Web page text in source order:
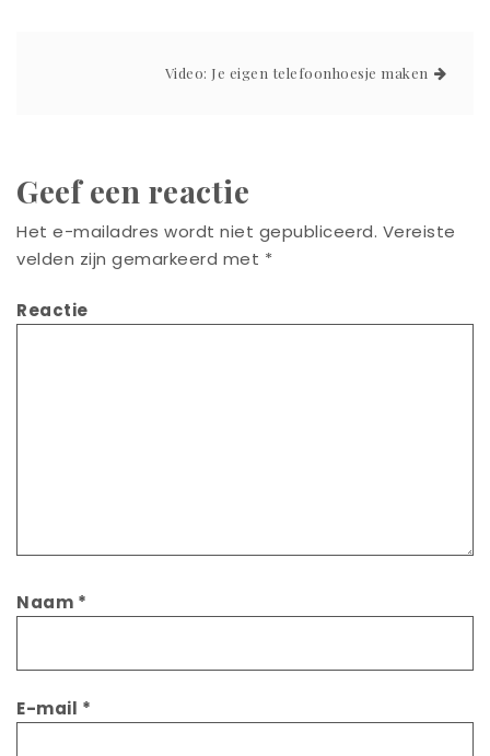
Video: Je eigen telefoonhoesje maken
Geef een reactie
Het e-mailadres wordt niet gepubliceerd. Vereiste
velden zijn gemarkeerd met *
Reactie
Naam *
E-mail *